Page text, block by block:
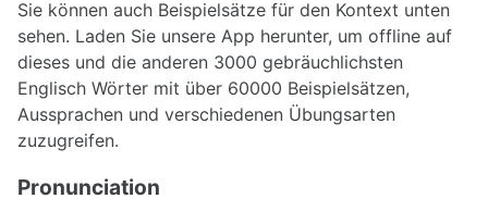
Sie können auch Beispielsätze für den Kontext unten
sehen. Laden Sie unsere App herunter, um offline auf
dieses und die anderen 3000 gebräuchlichsten
Englisch Wörter mit über 60000 Beispielsätzen,
Aussprachen und verschiedenen Übungsarten
zuzugreifen.
Pronunciation